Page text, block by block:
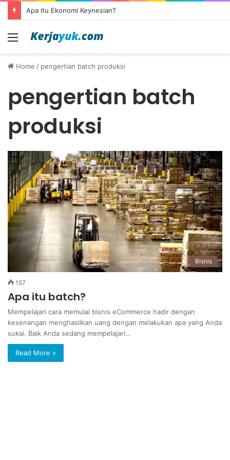
Apa itu Ekonomi Keynesian?
Menu
Home / pengertian batch produksi
pengertian batch
produksi
Bisnis
157
Apa itu batch?
Mempelajari cara memulai bisnis eCommerce hadir dengan
kesenangan menghasilkan uang dengan melakukan apa yang Anda
sukai. Baik Anda sedang mempelajari…
Read More »